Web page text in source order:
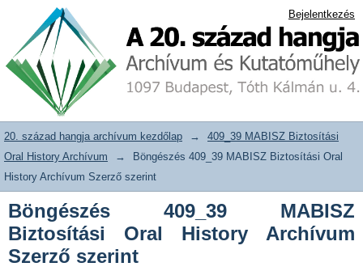
Böngészés 409_39 MABISZ Biztosítási
Oral History Archívum Szerző szerint
20. század hangja archívum adattár Bejelentkezés
20. század hangja archívum kezdőlap →
409_39 MABISZ Biztosítási
Oral History Archívum
→
Böngészés 409_39 MABISZ Biztosítási Oral
History Archívum Szerző szerint
Böngészés 409_39 MABISZ
Biztosítási Oral History Archívum
Szerző szerint